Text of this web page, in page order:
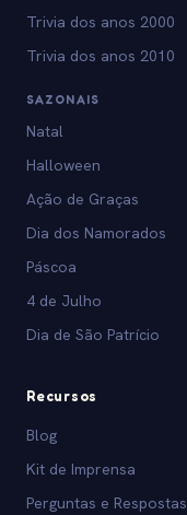
Trivia dos anos 2000
Trivia dos anos 2010
SAZONAIS
Natal
Halloween
Ação de Graças
Dia dos Namorados
Páscoa
4 de Julho
Dia de São Patrício
Recursos
Blog
Kit de Imprensa
Perguntas e Respostas